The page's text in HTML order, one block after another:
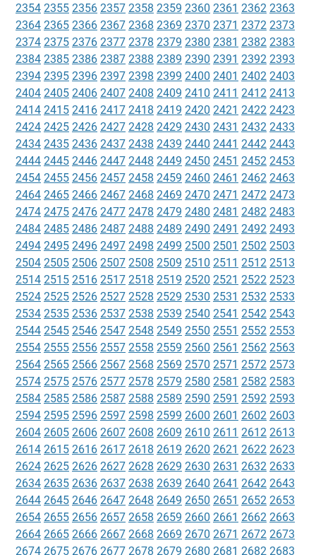
2354 2355 2356 2357 2358 2359 2360 2361 2362 2363
2364 2365 2366 2367 2368 2369 2370 2371 2372 2373
2374 2375 2376 2377 2378 2379 2380 2381 2382 2383
2384 2385 2386 2387 2388 2389 2390 2391 2392 2393
2394 2395 2396 2397 2398 2399 2400 2401 2402 2403
2404 2405 2406 2407 2408 2409 2410 2411 2412 2413
2414 2415 2416 2417 2418 2419 2420 2421 2422 2423
2424 2425 2426 2427 2428 2429 2430 2431 2432 2433
2434 2435 2436 2437 2438 2439 2440 2441 2442 2443
2444 2445 2446 2447 2448 2449 2450 2451 2452 2453
2454 2455 2456 2457 2458 2459 2460 2461 2462 2463
2464 2465 2466 2467 2468 2469 2470 2471 2472 2473
2474 2475 2476 2477 2478 2479 2480 2481 2482 2483
2484 2485 2486 2487 2488 2489 2490 2491 2492 2493
2494 2495 2496 2497 2498 2499 2500 2501 2502 2503
2504 2505 2506 2507 2508 2509 2510 2511 2512 2513
2514 2515 2516 2517 2518 2519 2520 2521 2522 2523
2524 2525 2526 2527 2528 2529 2530 2531 2532 2533
2534 2535 2536 2537 2538 2539 2540 2541 2542 2543
2544 2545 2546 2547 2548 2549 2550 2551 2552 2553
2554 2555 2556 2557 2558 2559 2560 2561 2562 2563
2564 2565 2566 2567 2568 2569 2570 2571 2572 2573
2574 2575 2576 2577 2578 2579 2580 2581 2582 2583
2584 2585 2586 2587 2588 2589 2590 2591 2592 2593
2594 2595 2596 2597 2598 2599 2600 2601 2602 2603
2604 2605 2606 2607 2608 2609 2610 2611 2612 2613
2614 2615 2616 2617 2618 2619 2620 2621 2622 2623
2624 2625 2626 2627 2628 2629 2630 2631 2632 2633
2634 2635 2636 2637 2638 2639 2640 2641 2642 2643
2644 2645 2646 2647 2648 2649 2650 2651 2652 2653
2654 2655 2656 2657 2658 2659 2660 2661 2662 2663
2664 2665 2666 2667 2668 2669 2670 2671 2672 2673
2674 2675 2676 2677 2678 2679 2680 2681 2682 2683